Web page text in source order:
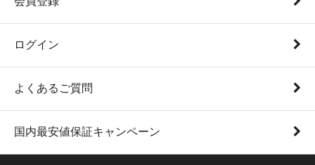
ログイン
よくあるご質問
国内最安値保証キャンペーン